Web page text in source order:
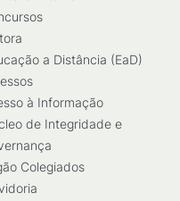
a Distância (EaD)
à Informação
de Integridade e
Colegiados